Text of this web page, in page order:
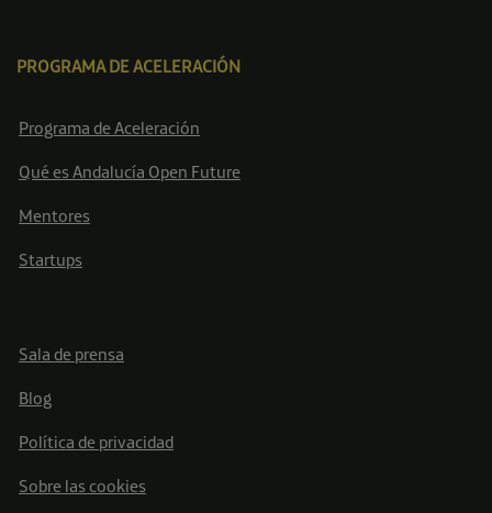
PROGRAMA DE ACELERACIÓN
Programa de Aceleración
Qué es Andalucía Open Future
Mentores
Startups
Sala de prensa
Blog
Política de privacidad
Sobre las cookies